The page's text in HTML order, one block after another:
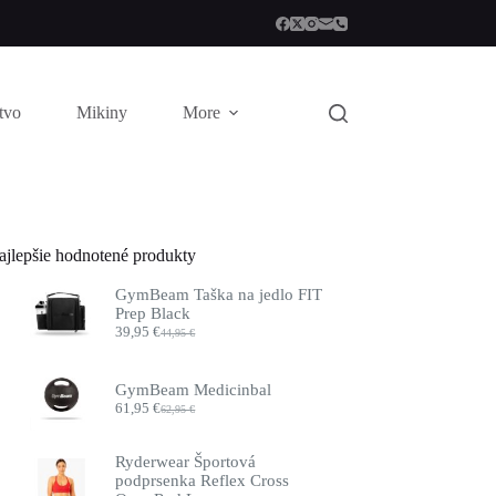
Mikiny More
hodnotené produkty
GymBeam Taška na jedlo FIT
Prep Black
44,95€
Pôvodná
44,95 €.
39,95€
Aktuálna
39,95 €.
GymBeam Medicinbal
62,95€
Pôvodná
62,95 €.
61,95€
Aktuálna
61,95 €.
Ryderwear Športová
podprsenka Reflex Cross